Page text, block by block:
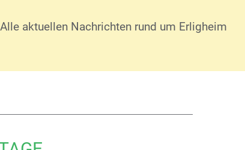
Alle aktuellen Nachrichten rund um Erligheim